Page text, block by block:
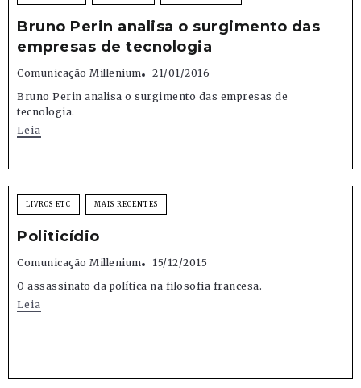
Bruno Perin analisa o surgimento das
empresas de tecnologia
Comunicação Millenium
21/01/2016
Bruno Perin analisa o surgimento das empresas de
tecnologia.
Leia
LIVROS ETC MAIS RECENTES
Politicídio
Comunicação Millenium
15/12/2015
O assassinato da política na filosofia francesa.
Leia